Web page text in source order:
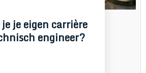
je eigen carrière
engineer?